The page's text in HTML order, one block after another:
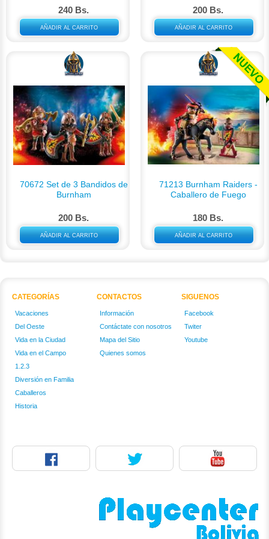
240 Bs.
AÑADIR AL CARRITO
200 Bs.
AÑADIR AL CARRITO
70672 Set de 3 Bandidos de
Burnham
200 Bs.
AÑADIR AL CARRITO
71213 Burnham Raiders -
Caballero de Fuego
180 Bs.
AÑADIR AL CARRITO
CATEGORÍAS
Vacaciones
Del Oeste
Vida en la Ciudad
Vida en el Campo
1.2.3
Diversión en Familia
Caballeros
Historia
CONTACTOS
Información
Contáctate con nosotros
Mapa del Sitio
Quienes somos
SIGUENOS
Facebook
Twiter
Youtube